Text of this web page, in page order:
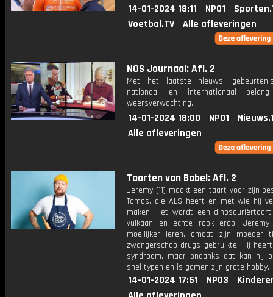
14-01-2024 18:11 NPO1
Voetbal.TV
Alle afleveringen
NOS Journaal: Afl. 2
Met het laatste nieuws,
nationaal en internationaal
weersverwachting.
14-01-2024 18:00 NPO1
Alle afleveringen
Taarten van Babel: Afl. 2
Jeremy (11) maakt een taart voor zijn
Tomas, die ALS heeft en met wie hij
maken. Het wordt een
vulkaan en echte rook erop.
moeilijker leren, omdat zijn moeder
zwangerschap drugs gebruikte. Hij
syndroom, maar ondanks dat kan hij
snel typen en is gamen zijn grote hobby.
14-01-2024 17:51 NPO3